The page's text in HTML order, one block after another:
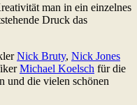
man in ein einzelnes
Druck das
Nick Bruty, Nick Jones
Michael Koelsch für die
und die vielen schönen